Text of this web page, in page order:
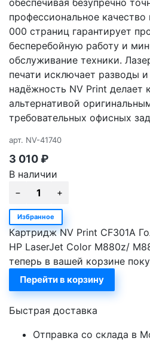
профессиональное
000 страниц гарантирует
бесперебойную работу и
обслуживание техники.
печати исключает разводы
надёжность NV Print делает
альтернативой
требовательных офисных
арт. NV-41740
3 010₽
В наличии
Избранное
Картридж NV Print CF301A
HP LaserJet Color M880z/
теперь в вашей корзине
Перейти в корзину
Быстрая доставка
Отправка со склада в